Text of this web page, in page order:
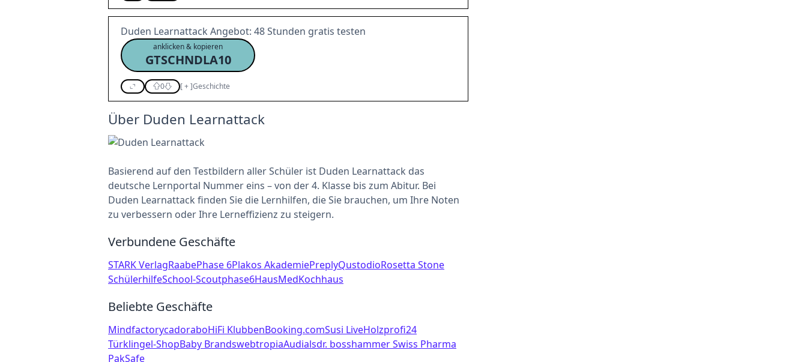
Duden Learnattack Angebot: 48 Stunden gratis testen
anklicken & kopieren
GTSCHNDLA10
0 [+]Geschichte
Über Duden Learnattack
Basierend auf den Testbildern aller Schüler ist Duden Learnattack das
deutsche Lernportal Nummer eins – von der 4. Klasse bis zum Abitur. Bei
Duden Learnattack finden Sie die Lernhilfen, die Sie brauchen, um Ihre Noten
zu verbessern oder Ihre Lerneffizienz zu steigern.
Verbundene Geschäfte
STARK VerlagRaabePhase 6Plakos AkademiePreplyQustodioRosetta Stone
SchülerhilfeSchool-Scoutphase6HausMedKochhaus
Beliebte Geschäfte
MindfactorycadoraboHiFi KlubbenBooking.comSusi LiveHolzprofi24
Türklingel-ShopBaby BrandswebtropiaAudialsdr. bosshammer Swiss Pharma
PakSafe